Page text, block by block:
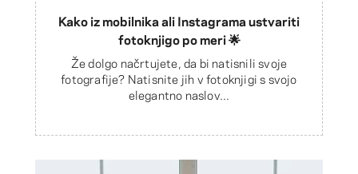
Kako iz mobilnika ali Instagrama ustvariti
fotoknjigo po meri 🌟
Že dolgo načrtujete, da bi natisnili svoje
fotografije? Natisnite jih v fotoknjigi s svojo
elegantno naslov...